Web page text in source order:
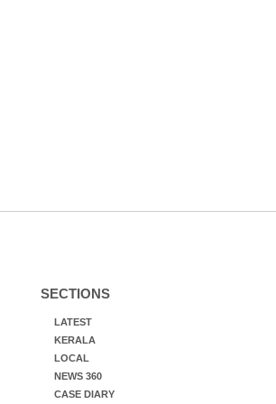
SECTIONS
LATEST
KERALA
LOCAL
NEWS 360
CASE DIARY